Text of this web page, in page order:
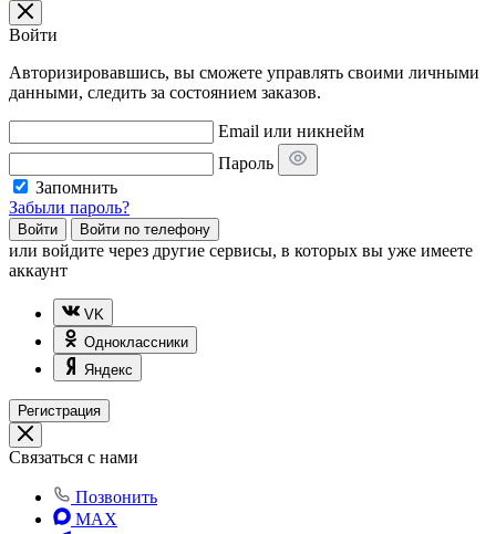
Войти
Авторизировавшись, вы сможете управлять своими личными
данными, следить за состоянием заказов.
Email или никнейм
Пароль
Запомнить
Забыли пароль?
Войти Войти по телефону
или войдите через другие сервисы, в которых вы уже имеете
аккаунт
VK
Одноклассники
Яндекс
Регистрация
Связаться с нами
Позвонить
MAX